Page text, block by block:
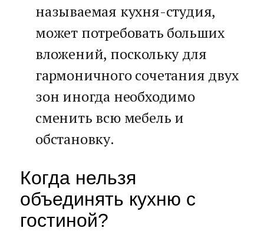
называемая кухня-студия,
может потребовать больших
вложений, поскольку для
гармоничного сочетания двух
зон иногда необходимо
сменить всю мебель и
обстановку.
Когда нельзя
объединять кухню с
гостиной?